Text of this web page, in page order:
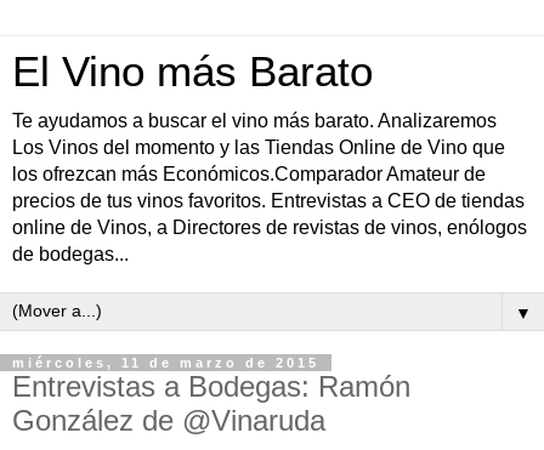
El Vino más Barato
Te ayudamos a buscar el vino más barato. Analizaremos
Los Vinos del momento y las Tiendas Online de Vino que
los ofrezcan más Económicos.Comparador Amateur de
precios de tus vinos favoritos. Entrevistas a CEO de tiendas
online de Vinos, a Directores de revistas de vinos, enólogos
de bodegas...
▼
miércoles, 11 de marzo de 2015
Entrevistas a Bodegas: Ramón
González de @Vinaruda